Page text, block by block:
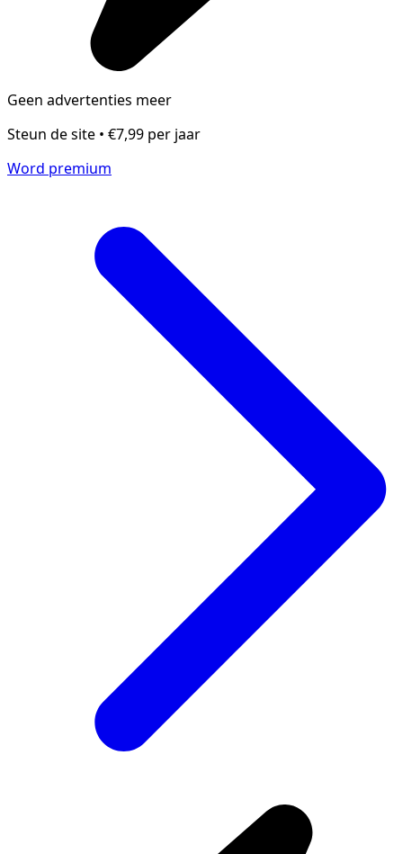
Geen advertenties meer
Steun de site • €7,99 per jaar
Word premium